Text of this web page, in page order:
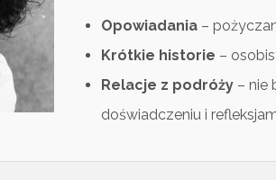
Opowiadania –
Krótkie historie –
Relacje z podróży– nie
doświadczeniu i